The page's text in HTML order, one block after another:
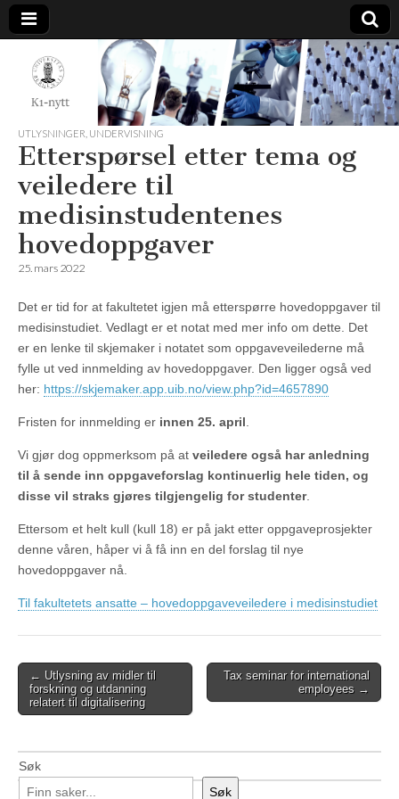
K1-
Nytt
UTLYSNINGER UNDERVISNING
Etterspørsel etter tema og
veiledere til
medisinstudentenes
hovedoppgaver
25. mars 2022
Det er tid for at fakultetet igjen må etterspørre hovedoppgaver til
medisinstudiet. Vedlagt er et notat med mer info om dette. Det
er en lenke til skjemaker i notatet som oppgaveveilederne må
fylle ut ved innmelding av hovedoppgaver. Den ligger også ved
her: https://skjemaker.app.uib.no/view.php?id=4657890
Fristen for innmelding er innen 25. april.
Vi gjør dog oppmerksom på at veiledere også har anledning
til å sende inn oppgaveforslag kontinuerlig hele tiden, og
disse vil straks gjøres tilgjengelig for studenter.
Ettersom et helt kull (kull 18) er på jakt etter oppgaveprosjekter
denne våren, håper vi å få inn en del forslag til nye
hovedoppgaver nå.
Til fakultetets ansatte – hovedoppgaveveiledere i medisinstudiet
Post
navigation
← Utlysning av midler til
forskning og utdanning
relatert til digitalisering
Tax seminar for international
employees →
Søk
Søk